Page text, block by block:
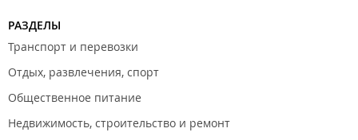
РАЗДЕЛЫ
Транспорт и перевозки
Отдых, развлечения, спорт
Общественное питание
Недвижимость, строительство и ремонт